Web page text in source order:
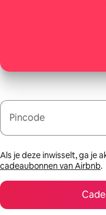
Pincode
Als je deze inwisselt, ga je
cadeaubonnen van Airbnb.